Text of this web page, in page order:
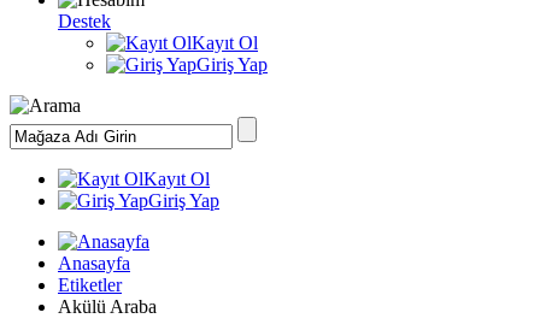
Destek
Kayıt Ol
Giriş Yap
Kayıt Ol
Giriş Yap
Anasayfa
Etiketler
Akülü Araba